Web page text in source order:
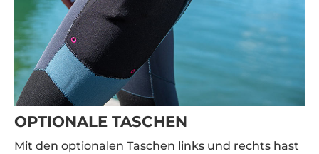
OPTIONALE TASCHEN
Mit den optionalen Taschen links und rechts hast